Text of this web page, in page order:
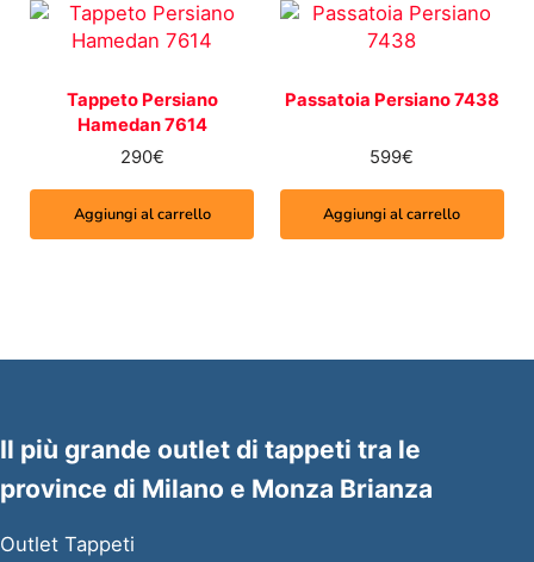
Tappeto Persiano
Hamedan 7614
290€
Aggiungi al carrello
Passatoia Persiano 7438
599€
Aggiungi al carrello
Il più grande outlet di tappeti tra le
province di Milano e Monza Brianza
Outlet Tappeti